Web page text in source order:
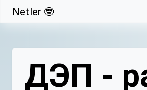
Свернуть
Netler 🤓
ДЭП -